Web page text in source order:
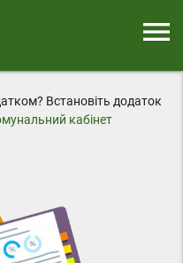
menu
Встановіть додаток
кабінет